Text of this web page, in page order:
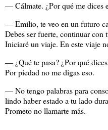
― Cálmate. ¿Por qué me dices
― Emilio, te veo en un futuro
Debes ser fuerte, continuar con
Iniciaré un viaje. En este viaje
― ¿Qué te pasa? ¿Por qué
Por piedad no me digas eso.
― No tengo palabras para
lindo haber estado a tu lado
Prometo no llamarte más.